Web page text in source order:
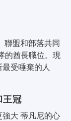
聯盟和部落共同
的酋長職位。現
受唾棄的人
王冠
大 蒂凡尼的心